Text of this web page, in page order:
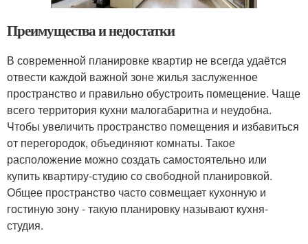
Преимущества и недостатки
В современной планировке квартир не всегда удаётся
отвести каждой важной зоне жилья заслуженное
пространство и правильно обустроить помещение. Чаще
всего территория кухни малогабаритна и неудобна.
Чтобы увеличить пространство помещения и избавиться
от перегородок, объединяют комнаты. Такое
расположение можно создать самостоятельно или
купить квартиру-студию со свободной планировкой.
Общее пространство часто совмещает кухонную и
гостиную зону - такую планировку называют кухня-
студия.